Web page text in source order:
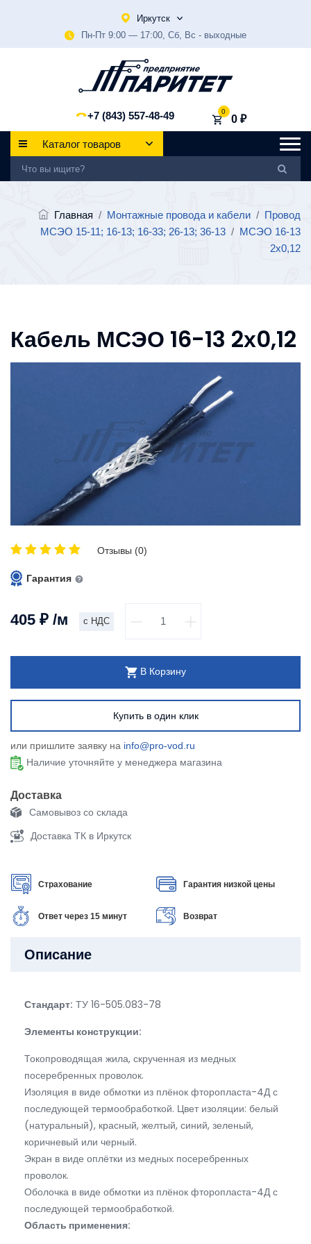
Иркутск
Пн-Пт 9:00 — 17:00, Сб, Вс - выходные
+7 (843) 557-48-49 0
0 ₽
Каталог товаров
Главная / Монтажные провода и кабели / Провод
МСЭО 15-11; 16-13; 16-33; 26-13; 36-13 / МСЭО 16-13
2х0,12
Кабель МСЭО 16-13 2х0,12
Отзывы (0)
Гарантия
405 ₽ /м с НДС
В Корзину
Купить в один клик
или пришлите заявку на info@pro-vod.ru
Наличие уточняйте у менеджера магазина
Доставка
Самовывоз со склада
Доставка ТК в Иркутск
Страхование Гарантия низкой цены
Ответ через 15 минут Возврат
Описание
Стандарт: ТУ 16-505.083-78
Элементы конструкции:
Токопроводящая жила, скрученная из медных
посеребренных проволок.
Изоляция в виде обмотки из плёнок фторопласта-4Д с
последующей термообработкой. Цвет изоляции: белый
(натуральный), красный, желтый, синий, зеленый,
коричневый или черный.
Экран в виде оплётки из медных посеребренных
проволок.
Оболочка в виде обмотки из плёнок фторопласта-4Д с
последующей термообработкой.
Область применения: